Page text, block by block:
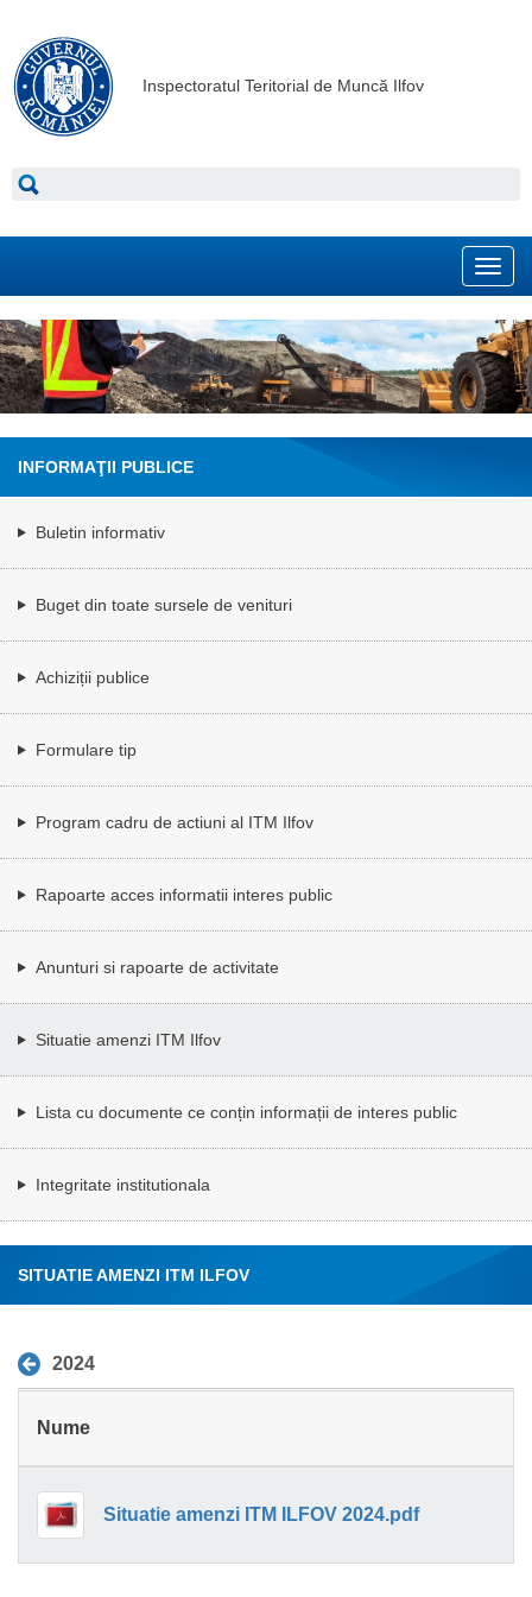
Inspectoratul Teritorial de Muncă Ilfov
INFORMAŢII PUBLICE
Buletin informativ
Buget din toate sursele de venituri
Achiziții publice
Formulare tip
Program cadru de actiuni al ITM Ilfov
Rapoarte acces informatii interes public
Anunturi si rapoarte de activitate
Situatie amenzi ITM Ilfov
Lista cu documente ce conțin informații de interes public
Integritate institutionala
SITUATIE AMENZI ITM ILFOV
2024
Nume
Situatie amenzi ITM ILFOV 2024.pdf